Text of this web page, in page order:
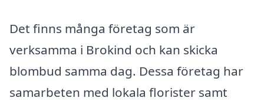
Det finns många företag som är
verksamma i Brokind och kan skicka
blombud samma dag. Dessa företag har
samarbeten med lokala florister samt